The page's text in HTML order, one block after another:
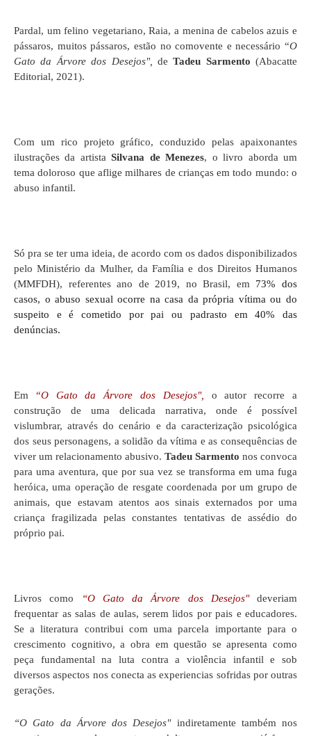
Pardal, um felino vegetariano, Raia, a menina de cabelos azuis e
pássaros, muitos pássaros, estão no comovente e necessário “O
Gato da Árvore dos Desejos",
deTadeu Sarmento (Abacatte
Editorial, 2021).
Com um rico projeto gráfico, conduzido pelas apaixonantes
ilustrações da artistaSilvana de Menezes, o livro aborda um
tema doloroso que aflige milhares de crianças em todo mundo: o
abuso infantil.
Só pra se ter uma ideia, de acordo com os dados disponibilizados
pelo Ministério da Mulher, da Família e dos Direitos Humanos
(MMFDH), referentes ano de 2019, no Brasil, em 73% dos
casos, o abuso sexual ocorre na casa da própria vítima ou do
suspeito e é cometido por pai ou padrasto em 40% das
denúncias.
Em “O Gato da Árvore dos Desejos", o autor recorre a
construção de uma delicada narrativa, onde é possível
vislumbrar, através do cenário e da caracterização psicológica
dos seus personagens, a solidão da vítima e as consequências de
viver um relacionamento abusivo. Tadeu Sarmento nos convoca
para uma aventura, que por sua vez se transforma em uma fuga
heróica, uma operação de resgate coordenada por um grupo de
animais, que estavam atentos aos sinais externados por uma
criança fragilizada pelas constantes tentativas de assédio do
próprio pai.
Livros como “O Gato da Árvore dos Desejos" deveriam
frequentar as salas de aulas, serem lidos por pais e educadores.
Se a literatura contribui com uma parcela importante para o
crescimento cognitivo, a obra em questão se apresenta como
peça fundamental na luta contra a violência infantil e sob
diversos aspectos nos conecta as experiencias sofridas por outras
gerações.
“O Gato da Árvore dos Desejos"indiretamente também nos